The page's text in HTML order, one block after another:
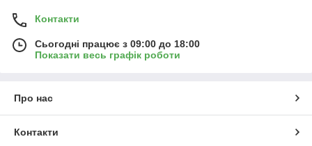
Контакти
Сьогодні працює з 09:00 до 18:00
Показати весь графік роботи
Про нас
Контакти